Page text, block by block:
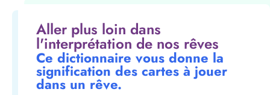
Aller plus loin dans
l'interprétation de nos rêves
Ce dictionnaire vous donne la
signification des cartes à jouer
dans un rêve.